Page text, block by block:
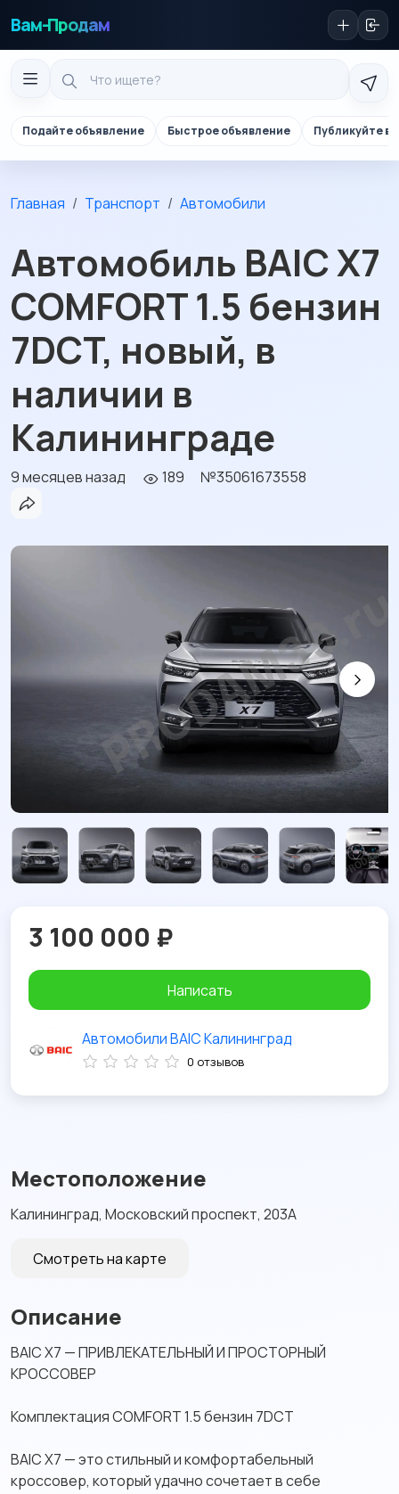
Вам-Продам
Подайте объявление Быстрое объявление Публикуйте в
Главная Транспорт Автомобили
Автомобиль BAIC X7
COMFORT 1.5 бензин
7DCT, новый, в
наличии в
Калининграде
9 месяцев назад 189 №35061673558
Местоположение
Калининград, Московский проспект, 203А
Смотреть на карте
Описание
BAIC X7 — ПРИВЛЕКАТЕЛЬНЫЙ И ПРОСТОРНЫЙ
КРОССОВЕР
Комплектация COMFORT 1.5 бензин 7DCT
BAIC X7 — это стильный и комфортабельный
кроссовер, который удачно сочетает в себе
3 100 000 ₽
Написать
Автомобили BAIC Калининград
0 отзывов